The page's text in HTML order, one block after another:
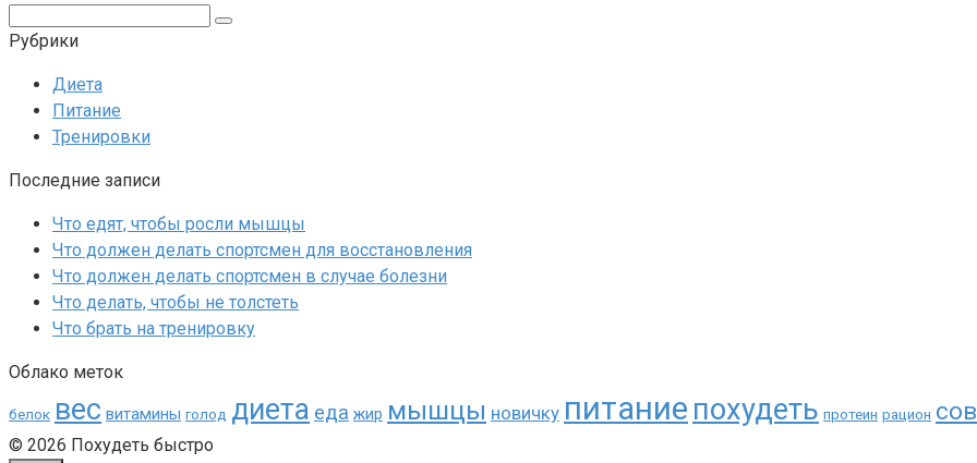
Рубрики
Диета
Питание
Тренировки
Последние записи
Что едят, чтобы росли мышцы
Что должен делать спортсмен для восстановления
Что должен делать спортсмен в случае болезни
Что делать, чтобы не толстеть
Что брать на тренировку
Облако меток
белок вес витамины голод диета еда жир мышцы новичку питание похудеть протеин рацион
© 2026 Похудеть быстро